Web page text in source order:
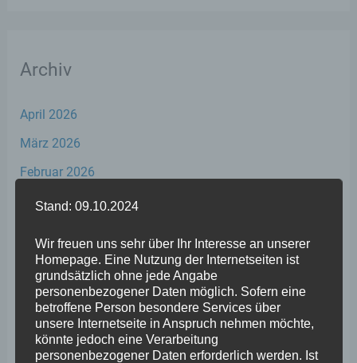
Archiv
April 2026
März 2026
Februar 2026
Januar 2026
November 2025
Oktober 2025
September 2025
August 2025
Stand: 09.10.2024
Wir freuen uns sehr über Ihr Interesse an unserer
Homepage. Eine Nutzung der Internetseiten ist
grundsätzlich ohne jede Angabe
personenbezogener Daten möglich. Sofern eine
betroffene Person besondere Services über
unsere Internetseite in Anspruch nehmen möchte,
könnte jedoch eine Verarbeitung
personenbezogener Daten erforderlich werden. Ist